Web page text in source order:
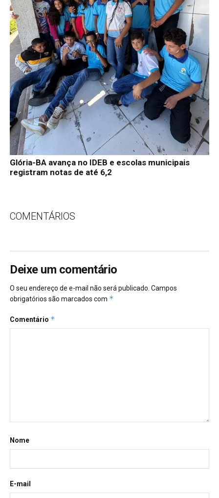
Glória-BA avança no IDEB e escolas municipais
registram notas de até 6,2
COMENTÁRIOS
Deixe um comentário
O seu endereço de e-mail não será publicado. Campos
obrigatórios são marcados com *
Comentário *
Nome
E-mail